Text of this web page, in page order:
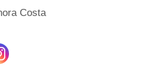
Costa